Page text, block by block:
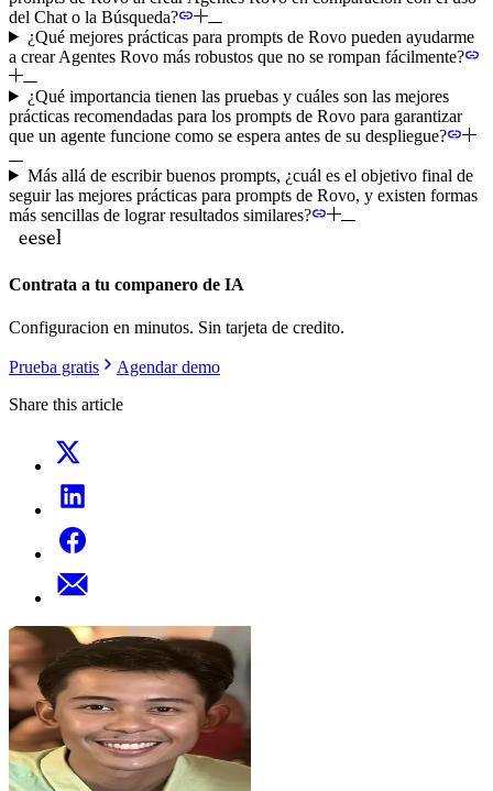
del Chat o la Búsqueda?
¿Qué mejores prácticas para prompts de Rovo pueden ayudarme
a crear Agentes Rovo más robustos que no se rompan fácilmente?
¿Qué importancia tienen las pruebas y cuáles son las mejores
prácticas recomendadas para los prompts de Rovo para garantizar
que un agente funcione como se espera antes de su despliegue?
Más allá de escribir buenos prompts, ¿cuál es el objetivo final de
seguir las mejores prácticas para prompts de Rovo, y existen formas
más sencillas de lograr resultados similares?
Contrata a tu companero de IA
Configuracion en minutos. Sin tarjeta de credito.
Prueba gratis
Agendar demo
Share this article